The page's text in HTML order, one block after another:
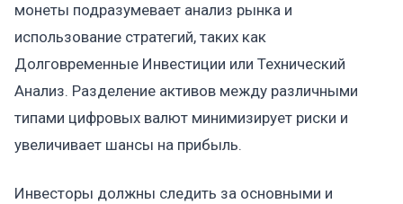
монеты подразумевает анализ рынка и
использование стратегий, таких как
Долговременные Инвестиции или Технический
Анализ. Разделение активов между различными
типами цифровых валют минимизирует риски и
увеличивает шансы на прибыль.
Инвесторы должны следить за основными и